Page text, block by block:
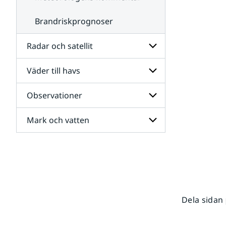
Brandriskprognoser
Radar och satellit
Undersidor
för
Radar
och
satellit
Väder till havs
Undersidor
för
Väder
till
havs
Observationer
Undersidor
för
Mark och vatten
Dela sidan